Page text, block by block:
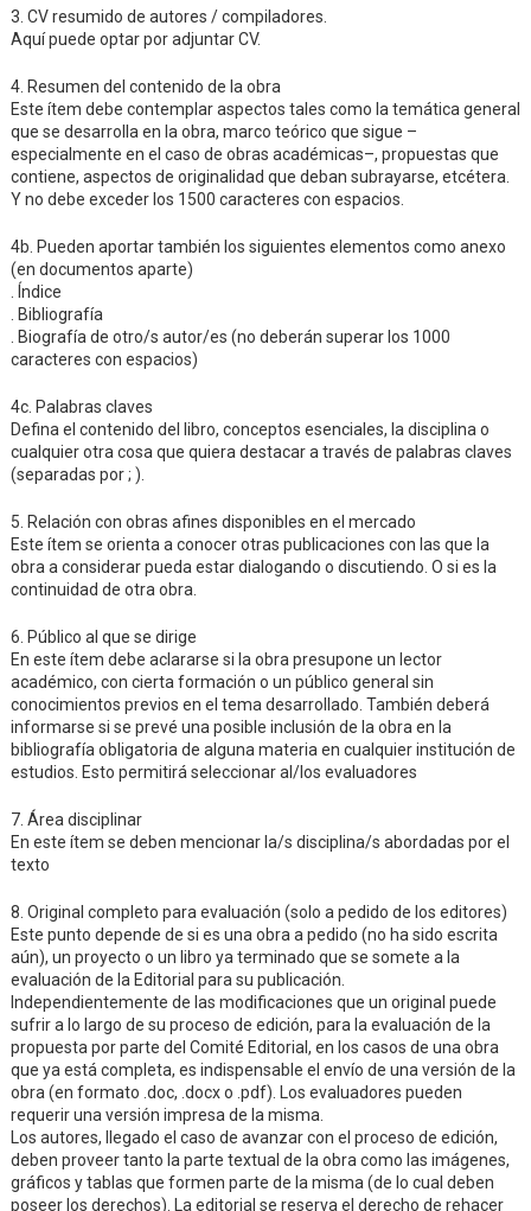
3. CV resumido de autores / compiladores.
Aquí puede optar por adjuntar CV.
4. Resumen del contenido de la obra
Este ítem debe contemplar aspectos tales como la temática general
que se desarrolla en la obra, marco teórico que sigue –
especialmente en el caso de obras académicas–, propuestas que
contiene, aspectos de originalidad que deban subrayarse, etcétera.
Y no debe exceder los 1500 caracteres con espacios.
4b. Pueden aportar también los siguientes elementos como anexo
(en documentos aparte)
. Índice
. Bibliografía
. Biografía de otro/s autor/es (no deberán superar los 1000
caracteres con espacios)
4c. Palabras claves
Defina el contenido del libro, conceptos esenciales, la disciplina o
cualquier otra cosa que quiera destacar a través de palabras claves
(separadas por ; ).
5. Relación con obras afines disponibles en el mercado
Este ítem se orienta a conocer otras publicaciones con las que la
obra a considerar pueda estar dialogando o discutiendo. O si es la
continuidad de otra obra.
6. Público al que se dirige
En este ítem debe aclararse si la obra presupone un lector
académico, con cierta formación o un público general sin
conocimientos previos en el tema desarrollado. También deberá
informarse si se prevé una posible inclusión de la obra en la
bibliografía obligatoria de alguna materia en cualquier institución de
estudios. Esto permitirá seleccionar al/los evaluadores
7. Área disciplinar
En este ítem se deben mencionar la/s disciplina/s abordadas por el
texto
8. Original completo para evaluación (solo a pedido de los editores)
Este punto depende de si es una obra a pedido (no ha sido escrita
aún), un proyecto o un libro ya terminado que se somete a la
evaluación de la Editorial para su publicación.
Independientemente de las modificaciones que un original puede
sufrir a lo largo de su proceso de edición, para la evaluación de la
propuesta por parte del Comité Editorial, en los casos de una obra
que ya está completa, es indispensable el envío de una versión de la
obra (en formato .doc, .docx o .pdf). Los evaluadores pueden
requerir una versión impresa de la misma.
Los autores, llegado el caso de avanzar con el proceso de edición,
deben proveer tanto la parte textual de la obra como las imágenes,
gráficos y tablas que formen parte de la misma (de lo cual deben
poseer los derechos). La editorial se reserva el derecho de rehacer